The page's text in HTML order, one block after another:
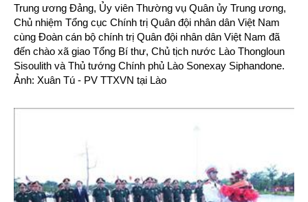
Trung ương Đảng, Ủy viên Thường vụ Quân ủy Trung ương,
Chủ nhiệm Tổng cục Chính trị Quân đội nhân dân Việt Nam
cùng Đoàn cán bộ chính trị Quân đội nhân dân Việt Nam đã
đến chào xã giao Tổng Bí thư, Chủ tịch nước Lào Thongloun
Sisoulith và Thủ tướng Chính phủ Lào Sonexay Siphandone.
Ảnh: Xuân Tú - PV TTXVN tại Lào